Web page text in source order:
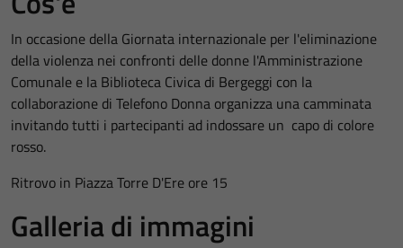
In occasione della Giornata internazionale per l'eliminazione
della violenza nei confronti delle donne l'Amministrazione
Comunale e la Biblioteca Civica di Bergeggi con la
collaborazione di Telefono Donna organizza una camminata
invitando tutti i partecipanti ad indossare un capo di colore
rosso.
Ritrovo in Piazza Torre D'Ere ore 15
Galleria di immagini